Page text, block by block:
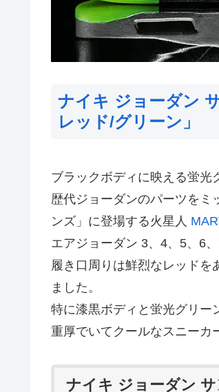
ナイキ ジョーダン
レッド/グリーン」
ブラックボディに映える蛍光
歴代ジョーダンのパーツをミ
ンズ」に登場する火星人
エアジョーダン 3、4、5、6
履き口周りは鮮烈なレッドを
ました。
特に漆黒ボディと蛍光グリー
重厚でいてクールなスニーカ
ナイキ ジョーダン